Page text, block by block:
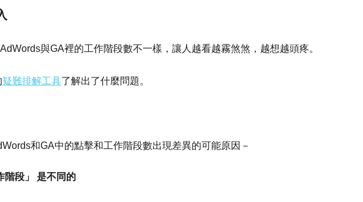
與GA裡的工作階段數不一樣，讓人越看越霧煞煞，越想越頭疼。
疑難排解工具了解出了什麼問題。
和GA中的點擊和工作階段數出現差異的可能原因－
階段」 是不同的